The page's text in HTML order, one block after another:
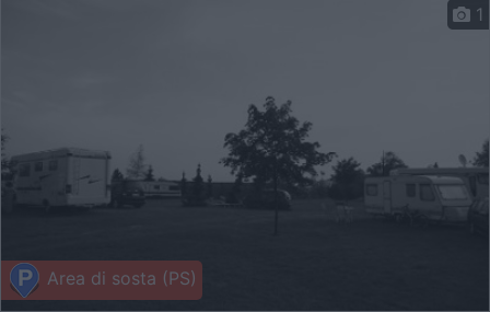
Area di sosta (PS)
1